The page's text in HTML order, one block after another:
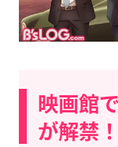
映画館
が解禁！